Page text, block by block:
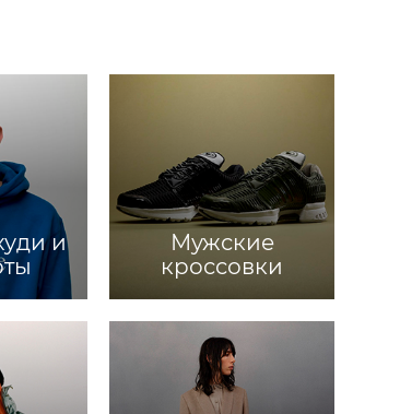
и
Мужские
кроссовки